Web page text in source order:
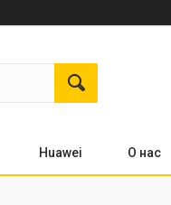
Huawei О нас